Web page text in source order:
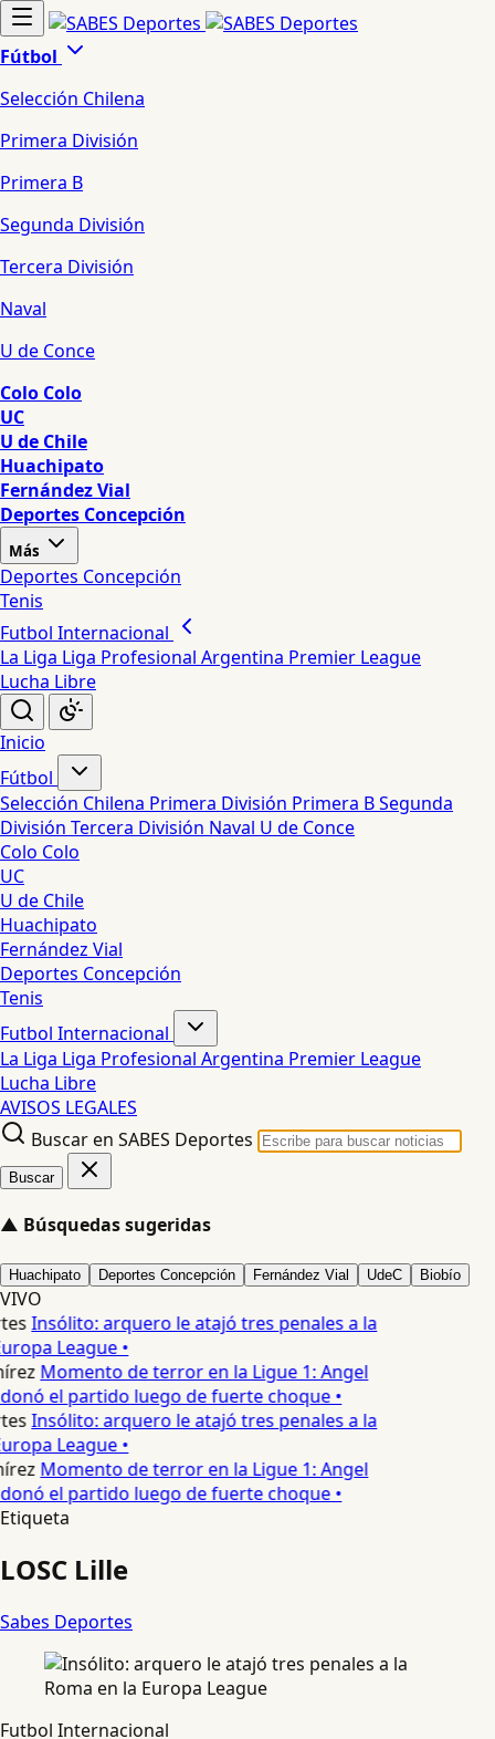
Fútbol
Selección Chilena
Primera División
Primera B
Segunda División
Tercera División
Naval
U de Conce
Colo Colo
UC
U de Chile
Huachipato
Fernández Vial
Deportes Concepción
Más
Deportes Concepción
Tenis
Futbol Internacional
La Liga Liga Profesional Argentina Premier League
Lucha Libre
Inicio
Fútbol
Selección Chilena Primera División Primera BSegunda
División Tercera División Naval U de Conce
Colo Colo
UC
U de Chile
Huachipato
Fernández Vial
Deportes Concepción
Tenis
Futbol Internacional
La Liga Liga Profesional Argentina Premier League
Lucha Libre
AVISOS LEGALES
Buscar en SABES Deportes
Buscar
▲ Búsquedas sugeridas
Huachipato Deportes Concepción Fernández Vial UdeC Biobío
VIVO
Insólito: arquero le atajó tres penales a la
League •
Momento de terror en la Ligue 1: Angel
el partido luego de fuerte choque •
Insólito: arquero le atajó tres penales a la
League •
Momento de terror en la Ligue 1: Angel
el partido luego de fuerte choque •
Etiqueta
LOSC Lille
Sabes Deportes
Futbol Internacional